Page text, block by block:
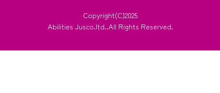
Copyright(C)2025
Abilities Jusco.ltd..All Rights Reserved.